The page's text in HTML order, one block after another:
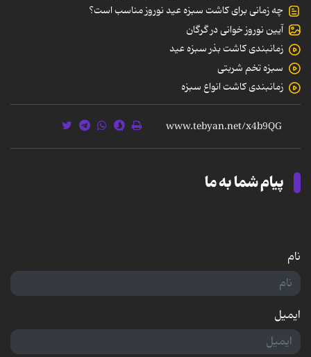
چه زمانی برای کاشت سبزه عید نوروز مناسب است؟
آیین نوروز خوانی در گرگان
زمانبندی کاشت بذر سبزه عید
سبزه تخم شربتی
زمانبندی کاشت انواع سبزه
پیام شما به ما
نام
ایمیل